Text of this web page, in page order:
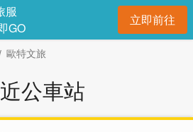
服
GO
立即前往開
歐特文旅
公車站